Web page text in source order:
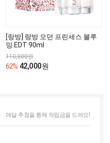
[랑방] 랑방 모던 프린세스 블루
밍 EDT 90ml
110,000원
62% 42,000원
매달 추첨을 통해 적립금을 드려요!